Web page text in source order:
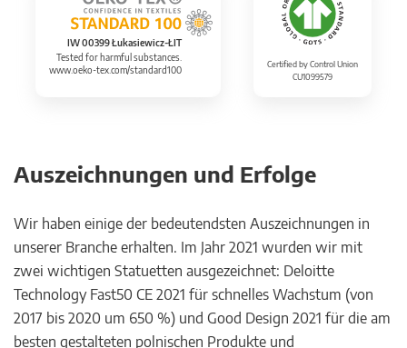
IW 00399 Łukasiewicz-ŁIT
Tested for harmful substances.
www.oeko-tex.com/standard100
Certified by Control Union
CU1099579
Auszeichnungen und Erfolge
Wir haben einige der bedeutendsten Auszeichnungen in
unserer Branche erhalten. Im Jahr 2021 wurden wir mit
zwei wichtigen Statuetten ausgezeichnet: Deloitte
Technology Fast50 CE 2021 für schnelles Wachstum (von
2017 bis 2020 um 650 %) und Good Design 2021 für die am
besten gestalteten polnischen Produkte und